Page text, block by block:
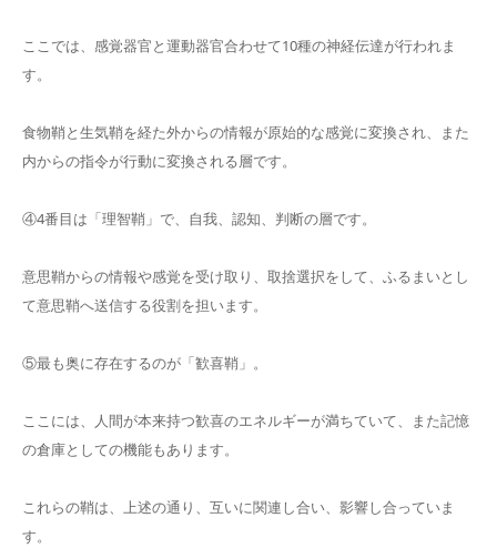
ここでは、感覚器官と運動器官合わせて10種の神経伝達が行われま
す。
食物鞘と生気鞘を経た外からの情報が原始的な感覚に変換され、また
内からの指令が行動に変換される層です。
④4番目は「理智鞘」で、自我、認知、判断の層です。
意思鞘からの情報や感覚を受け取り、取捨選択をして、ふるまいとし
て意思鞘へ送信する役割を担います。
⑤最も奥に存在するのが「歓喜鞘」。
ここには、人間が本来持つ歓喜のエネルギーが満ちていて、また記憶
の倉庫としての機能もあります。
これらの鞘は、上述の通り、互いに関連し合い、影響し合っていま
す。